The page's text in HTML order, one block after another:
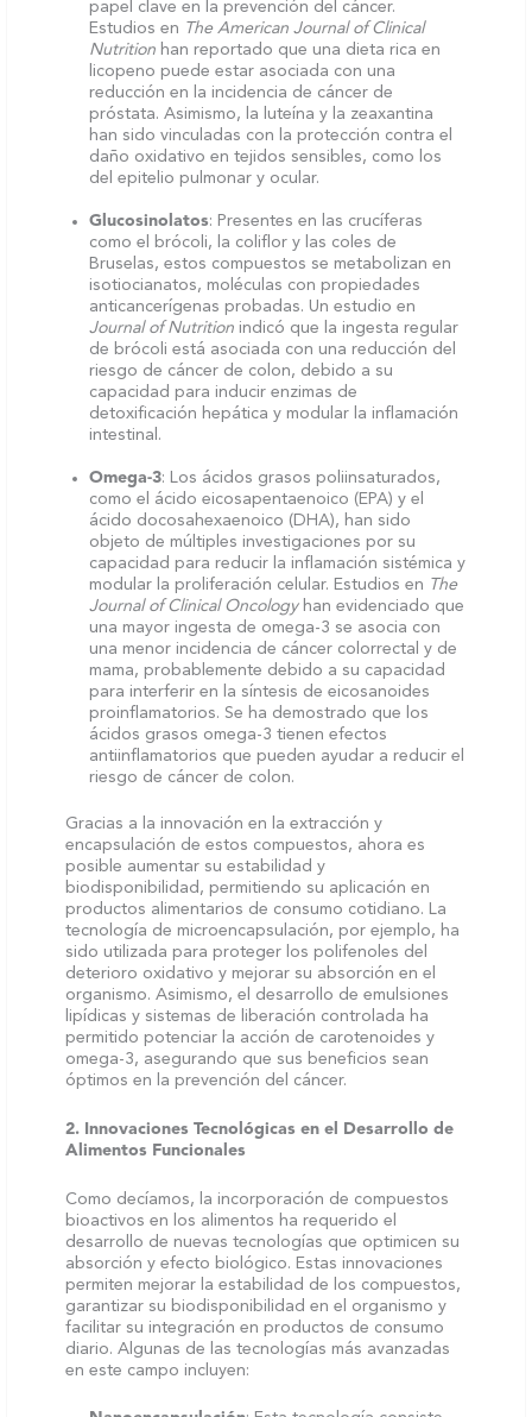
papel clave en la prevención del cáncer.
Estudios en The American Journal of Clinical
Nutrition han reportado que una dieta rica en
licopeno puede estar asociada con una
reducción en la incidencia de cáncer de
próstata. Asimismo, la luteína y la zeaxantina
han sido vinculadas con la protección contra el
daño oxidativo en tejidos sensibles, como los
del epitelio pulmonar y ocular.
Glucosinolatos: Presentes en las crucíferas
como el brócoli, la coliflor y las coles de
Bruselas, estos compuestos se metabolizan en
isotiocianatos, moléculas con propiedades
anticancerígenas probadas. Un estudio en
Journal of Nutrition indicó que la ingesta regular
de brócoli está asociada con una reducción del
riesgo de cáncer de colon, debido a su
capacidad para inducir enzimas de
detoxificación hepática y modular la inflamación
intestinal.
Omega-3: Los ácidos grasos poliinsaturados,
como el ácido eicosapentaenoico (EPA) y el
ácido docosahexaenoico (DHA), han sido
objeto de múltiples investigaciones por su
capacidad para reducir la inflamación sistémica y
modular la proliferación celular. Estudios en The
Journal of Clinical Oncologyhan evidenciado que
una mayor ingesta de omega-3 se asocia con
una menor incidencia de cáncer colorrectal y de
mama, probablemente debido a su capacidad
para interferir en la síntesis de eicosanoides
proinflamatorios. Se ha demostrado que los
ácidos grasos omega-3 tienen efectos
antiinflamatorios que pueden ayudar a reducir el
riesgo de cáncer de colon.
Gracias a la innovación en la extracción y
encapsulación de estos compuestos, ahora es
posible aumentar su estabilidad y
biodisponibilidad, permitiendo su aplicación en
productos alimentarios de consumo cotidiano. La
tecnología de microencapsulación, por ejemplo, ha
sido utilizada para proteger los polifenoles del
deterioro oxidativo y mejorar su absorción en el
organismo. Asimismo, el desarrollo de emulsiones
lipídicas y sistemas de liberación controlada ha
permitido potenciar la acción de carotenoides y
omega-3, asegurando que sus beneficios sean
óptimos en la prevención del cáncer.
2. Innovaciones Tecnológicas en el Desarrollo de
Alimentos Funcionales
Como decíamos, la incorporación de compuestos
bioactivos en los alimentos ha requerido el
desarrollo de nuevas tecnologías que optimicen su
absorción y efecto biológico. Estas innovaciones
permiten mejorar la estabilidad de los compuestos,
garantizar su biodisponibilidad en el organismo y
facilitar su integración en productos de consumo
diario. Algunas de las tecnologías más avanzadas
en este campo incluyen: